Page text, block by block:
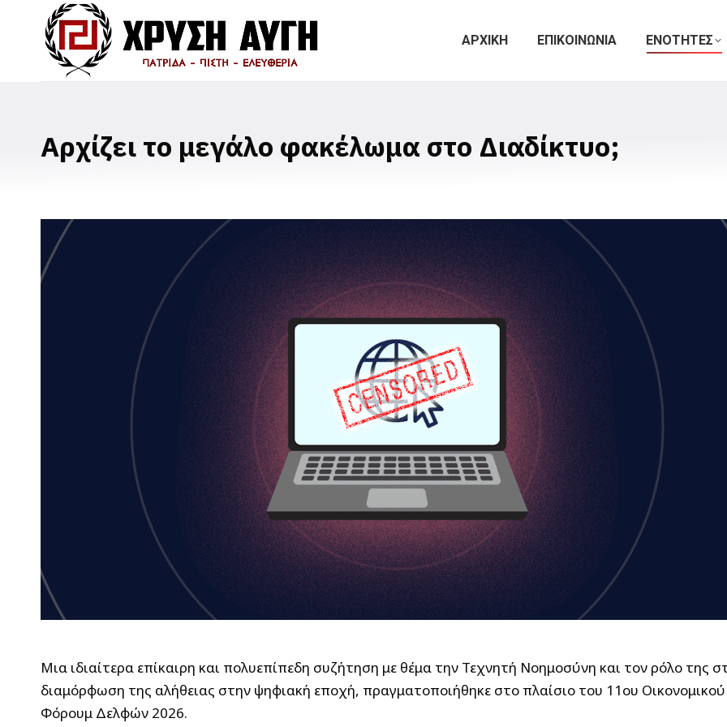
ΑΡΧΙΚΗ ΕΠΙΚΟΙΝΩΝΙΑ ΕΝΟΤΗΤΕΣ
Αρχίζει το μεγάλο φακέλωμα στο Διαδίκτυο;
Μια ιδιαίτερα επίκαιρη και πολυεπίπεδη συζήτηση με θέμα την Τεχνητή Νοημοσύνη και τον ρόλο της
διαμόρφωση της αλήθειας στην ψηφιακή εποχή, πραγματοποιήθηκε στο πλαίσιο του 11ου Οικονομικού
Φόρουμ Δελφών 2026.